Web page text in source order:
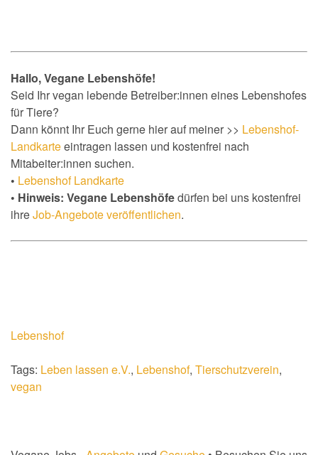
Hallo, Vegane Lebenshöfe!
Seid Ihr vegan lebende Betreiber:innen eines Lebenshofes
für Tiere?
Dann könnt Ihr Euch gerne hier auf meiner >> Lebenshof-
Landkarteeintragen lassen und kostenfrei nach
Mitabeiter:innen suchen.
• Lebenshof Landkarte
• Hinweis: Vegane Lebenshöfedürfen bei uns kostenfrei
ihreJob-Angebote veröffentlichen.
Lebenshof
Tags: Leben lassen e.V., Lebenshof, Tierschutzverein,
vegan